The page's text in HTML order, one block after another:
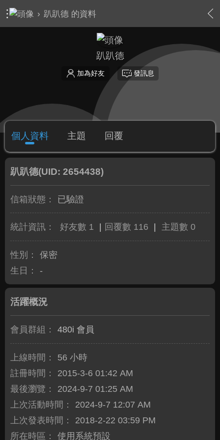
› 趴趴德 的資料
趴趴德
加為好友 發訊息
個人資料 主題 回覆
趴趴德(UID: 2654438)
信箱狀態： 已驗證
統計資訊： 好友數 1 回覆數 116 主題數 0
性別：
保密
生日：
-
活躍概況
會員群組： 480i 會員
上線時間：
56 小時
註冊時間：
2015-3-6 01:42 AM
最後瀏覽：
2024-9-7 01:25 AM
上次活動時間：
2024-9-7 12:07 AM
上次發表時間：
2018-2-22 03:59 PM
所在時區：
使用系統預設